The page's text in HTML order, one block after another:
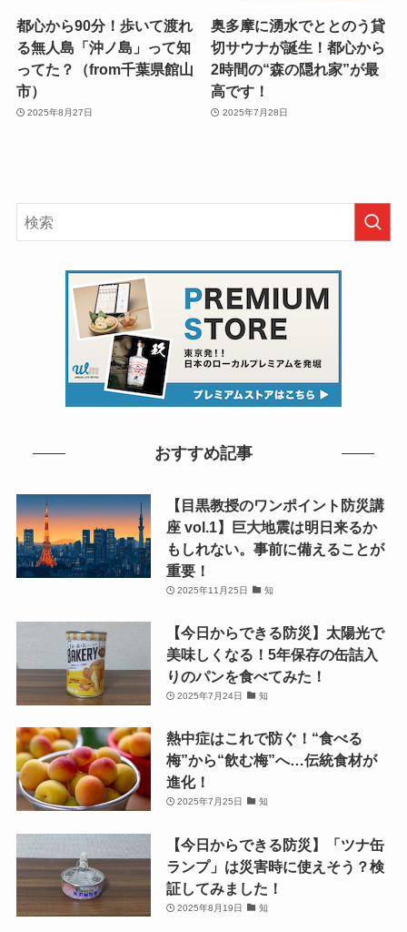
都心から90分！歩いて渡れ
る無人島「沖ノ島」って知
ってた？（from千葉県館山
市）
2025年8月27日
奥多摩に湧水でととのう貸
切サウナが誕生！都心から
2時間の“森の隠れ家”が最
高です！
2025年7月28日
おすすめ記事
【目黒教授のワンポイント防災講
座 vol.1】巨大地震は明日来るか
もしれない。事前に備えることが
重要！
2025年11月25日 知
【今日からできる防災】太陽光で
美味しくなる！5年保存の缶詰入
りのパンを食べてみた！
2025年7月24日 知
熱中症はこれで防ぐ！“食べる
梅”から“飲む梅”へ…伝統食材が
進化！
2025年7月25日 知
【今日からできる防災】「ツナ缶
ランプ」は災害時に使えそう？検
証してみました！
2025年8月19日 知